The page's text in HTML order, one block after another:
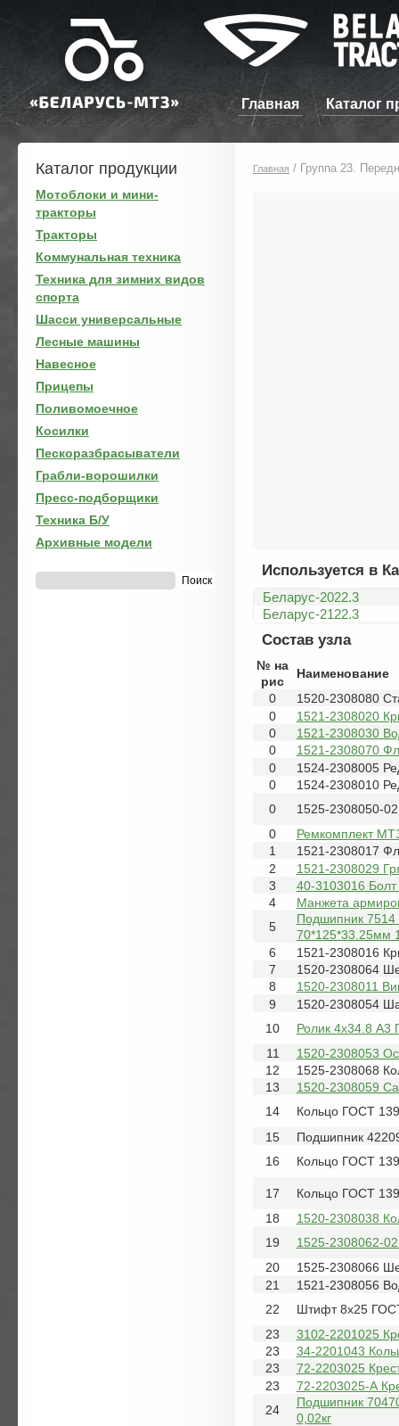
Главная Каталог
Каталог продукции
Мотоблоки и мини-
тракторы
Тракторы
Коммунальная техника
Техника для зимних видов
спорта
Шасси универсальные
Лесные машины
Навесное
Прицепы
Поливомоечное
Косилки
Пескоразбрасыватели
Грабли-ворошилки
Пресс-подборщики
Техника Б/У
Архивные модели
Главная / Группа 23.
Используется в
Беларус-2022.3
Беларус-2122.3
Состав узла
№ на
рис
Наименование
0
1520-2308080
0
1521-2308020
0
1521-2308030
0
1521-2308070
0
1524-2308005
0
1524-2308010
0
1525-2308050-
0
Ремкомплект
1
1521-2308017
2
1521-2308029
3
40-3103016
4
Манжета
5
Подшипник 7514
70*125*33.25мм
6
1521-2308016
7
1520-2308064
8
1520-2308011
9
1520-2308054
10
Ролик 4х34.8 А3
11
1520-2308053
12
1525-2308068
13
1520-2308059
14
Кольцо ГОСТ
15
Подшипник
16
Кольцо ГОСТ
17
Кольцо ГОСТ
18
1520-2308038
19
1525-2308062-
20
1525-2308066
21
1521-2308056
22
Штифт 8х25
23
3102-2201025
23
34-2201043
23
72-2203025
23
72-2203025-А
24
Подшипник
0,02кг